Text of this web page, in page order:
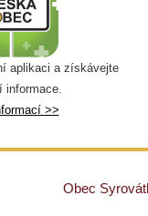
aplikaci a získávejte
informace.
>>
Obec